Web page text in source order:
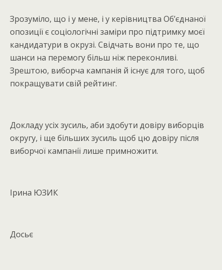
Зрозуміло, що і у мене, і у керівництва Об’єднаної
опозиції є соціологічні заміри про підтримку моєї
кандидатури в окрузі. Свідчать вони про те, що
шанси на перемогу більш ніж переконливі.
Зрештою, виборча кампанія й існує для того, щоб
покращувати свій рейтинг.
Докладу усіх зусиль, аби здобути довіру виборців
округу, і ще більших зусиль щоб цю довіру після
виборчої кампанії лише примножити.
Ірина ЮЗИК
Досьє